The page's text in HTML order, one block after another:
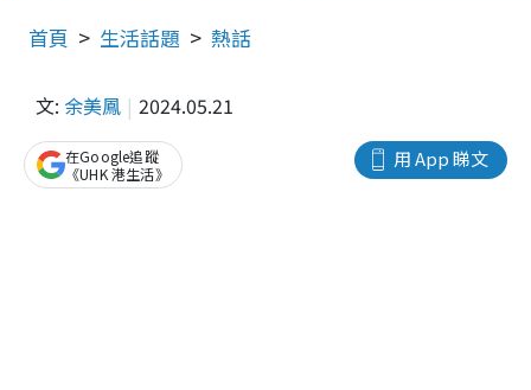
首頁 生活話題 熱話
文: 余美鳳 2024.05.21
用 App 睇文
在Google追蹤
《UHK 港生活》